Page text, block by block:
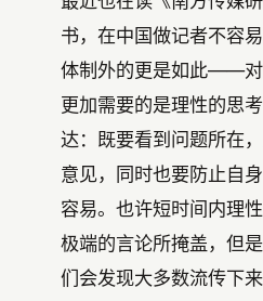
书，在中国做记者不容
体制外的更是如此——对
更加需要的是理性的思
达：既要看到问题所在
意见，同时也要防止自
容易。也许短时间内理
极端的言论所掩盖，但
们会发现大多数流传下